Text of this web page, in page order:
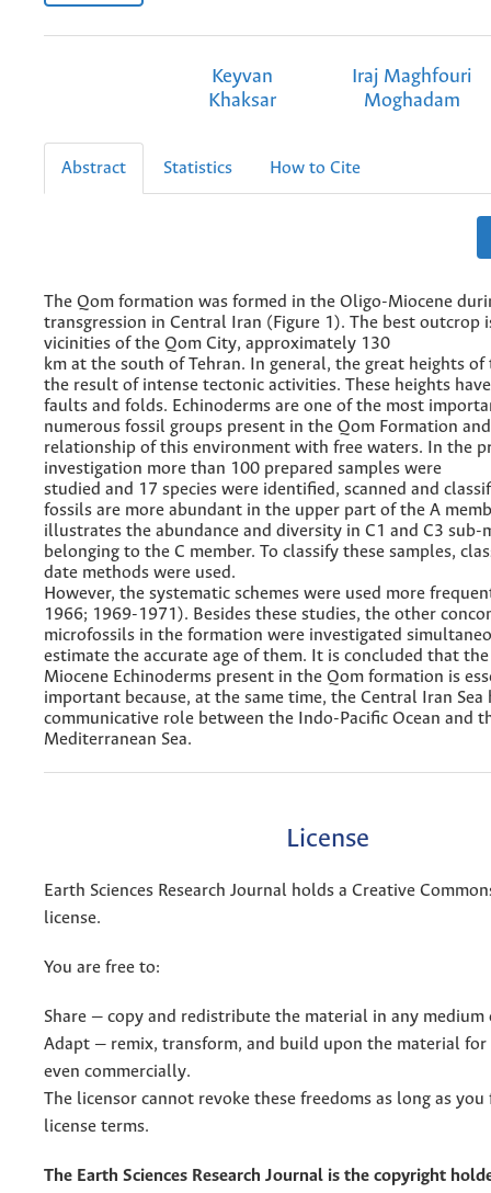
Keyvan
Khaksar
Iraj Maghfouri
Moghadam
Abstract Statistics How to Cite
The Qom formation was formed in the Oligo-Miocene
transgression in Central Iran (Figure 1). The best outcrop
vicinities of the Qom City, approximately 130
km at the south of Tehran. In general, the great heights of
the result of intense tectonic activities. These heights
faults and folds. Echinoderms are one of the most
numerous fossil groups present in the Qom Formation
relationship of this environment with free waters. In the
investigation more than 100 prepared samples were
studied and 17 species were identified, scanned and
fossils are more abundant in the upper part of the A
illustrates the abundance and diversity in C1 and C3 sub-
belonging to the C member. To classify these samples,
date methods were used.
However, the systematic schemes were used more
1966; 1969-1971). Besides these studies, the other
microfossils in the formation were investigated
estimate the accurate age of them. It is concluded that
Miocene Echinoderms present in the Qom formation is
important because, at the same time, the Central Iran Sea
communicative role between the Indo-Pacific Ocean and
Mediterranean Sea.
License
Earth Sciences Research Journal holds a Creative
license.
You are free to:
Share — copy and redistribute the material in any
Adapt — remix, transform, and build upon the material for
even commercially.
The licensor cannot revoke these freedoms as long as
license terms.
The Earth Sciences Research Journal is the copyright